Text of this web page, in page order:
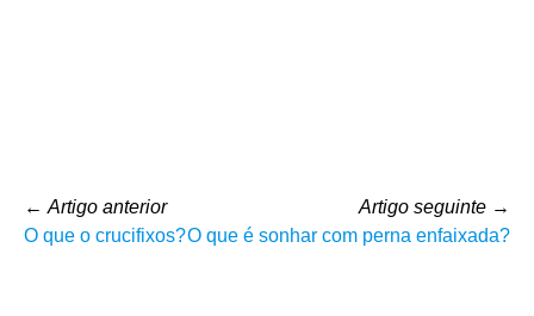
← Artigo anterior
O que o crucifixos?
Artigo seguinte →
O que é sonhar com perna enfaixada?